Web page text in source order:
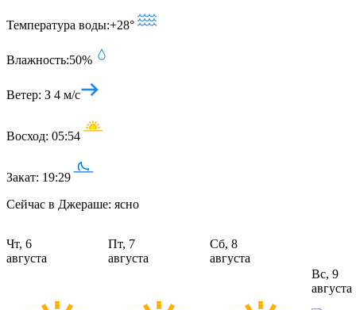
Температура воды:+28°
Влажность:50%
Ветер: З 4 м/с
Восход: 05:54
Закат: 19:29
Сейчас в Джераше: ясно
Чт, 6
августа
Пт, 7
августа
Сб, 8
августа
Вс, 9
августа